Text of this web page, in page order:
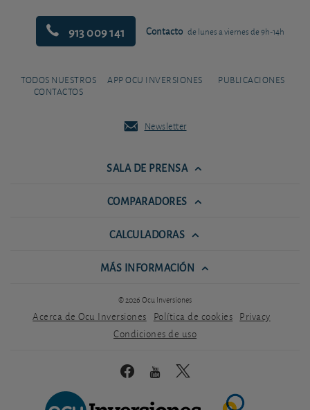
913 009 141 Contacto de lunes a viernes de 9h-14h
TODOS NUESTROS
CONTACTOS
APP OCU INVERSIONES PUBLICACIONES
Newsletter
SALA DE PRENSA
COMPARADORES
CALCULADORAS
MÁS INFORMACIÓN
© 2026 Ocu Inversiones
Acerca de Ocu Inversiones Política de cookies Privacy
Condiciones de uso